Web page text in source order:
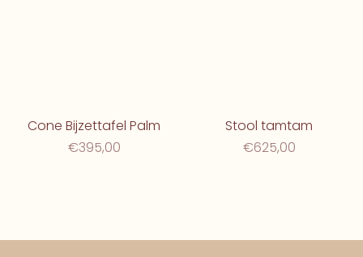
Cone Bijzettafel Palm
€395,00
Stool tamtam
€625,00